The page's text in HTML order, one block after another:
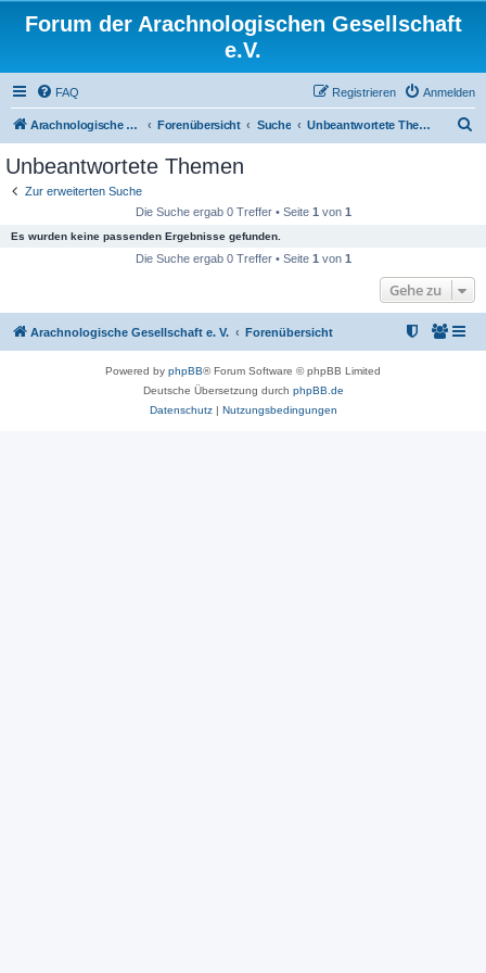
Forum der Arachnologischen Gesellschaft
e.V.
FAQ Anmelden
Registrieren
Arachnologische Gesellschaft e. V. Forenübersicht Suche Unbeantwortete Themen
Unbeantwortete Themen
Zur erweiterten Suche
Die Suche ergab 0 Treffer • Seite 1 von 1
Es wurden keine passenden Ergebnisse gefunden.
Die Suche ergab 0 Treffer • Seite 1 von 1
Gehe zu
Arachnologische Gesellschaft e. V. Forenübersicht
Powered by phpBB® Forum Software © phpBB Limited
Deutsche Übersetzung durch phpBB.de
Datenschutz| Nutzungsbedingungen